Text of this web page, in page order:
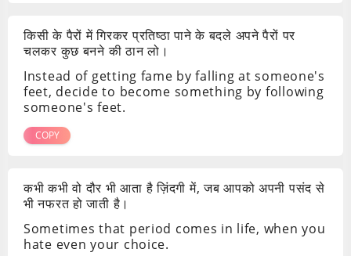
किसी के पैरों में गिरकर प्रतिष्ठा पाने के बदले अपने पैरों पर
चलकर कुछ बनने की ठान लो।
Instead of getting fame by falling at someone's
feet, decide to become something by following
someone's feet.
COPY
कभी कभी वो दौर भी आता है ज़िंदगी में, जब आपको अपनी पसंद से
भी नफरत हो जाती है।
Sometimes that period comes in life, when you
hate even your choice.